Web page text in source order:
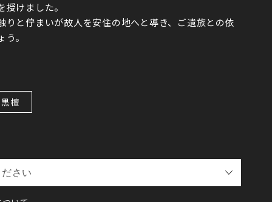
けました。
りと佇まいが故人を安住の地へと導き、ご遺族との依
。
黒檀